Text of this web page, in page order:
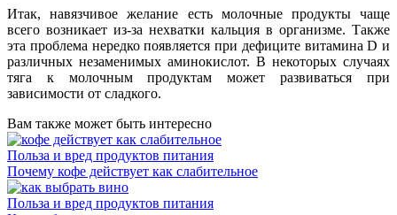
Итак, навязчивое желание есть молочные продукты чаще
всего возникает из-за нехватки кальция в организме. Также
эта проблема нередко появляется при дефиците витамина D и
различных незаменимых аминокислот. В некоторых случаях
тяга к молочным продуктам может развиваться при
зависимости от сладкого.
Вам также может быть интересно
Польза и вред продуктов питания
Почему кофе действует как слабительное
Польза и вред продуктов питания